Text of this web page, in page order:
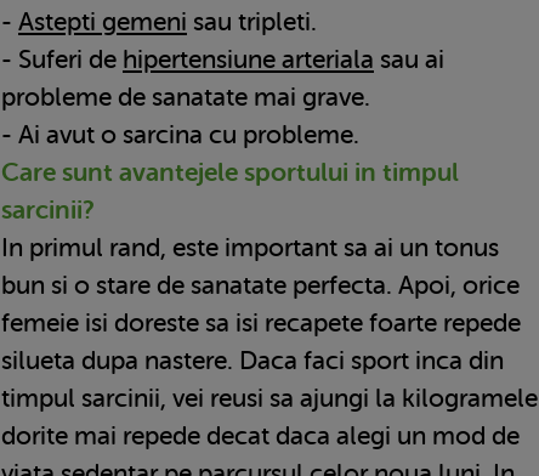
- Astepti gemeni sau tripleti.
- Suferi de hipertensiune arteriala sau ai
probleme de sanatate mai grave.
- Ai avut o sarcina cu probleme.
Care sunt avantejele sportului in timpul
sarcinii?
In primul rand, este important sa ai un tonus
bun si o stare de sanatate perfecta. Apoi, orice
femeie isi doreste sa isi recapete foarte repede
silueta dupa nastere. Daca faci sport inca din
timpul sarcinii, vei reusi sa ajungi la kilogramele
dorite mai repede decat daca alegi un mod de